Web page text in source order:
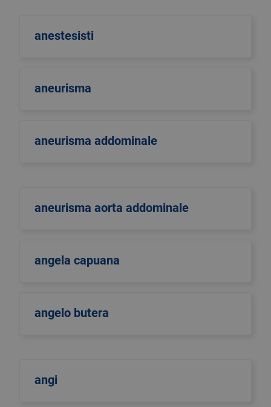
anestesisti
aneurisma
aneurisma addominale
aneurisma aorta addominale
angela capuana
angelo butera
angi